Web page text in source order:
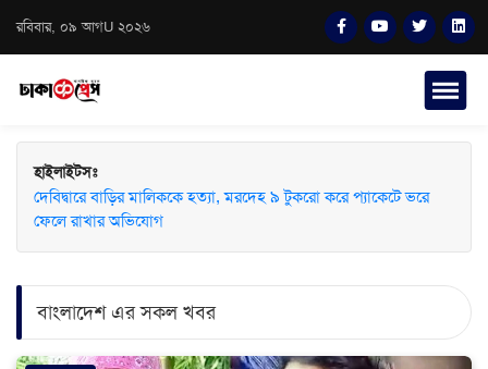
রবিবার, ০৯ আগU ২০২৬
হাইলাইটসঃ
দেবিদ্বারে বাড়ির মালিককে হত্যা, মরদেহ ৯ টুকরো করে প্যাকেটে ভরে
ফেলে রাখার অভিযোগ
বাংলাদেশ এর সকল খবর